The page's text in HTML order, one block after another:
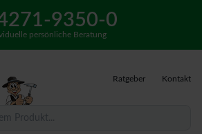
9350-0
persönliche Beratung
Ratgeber Kontakt
Produkt...